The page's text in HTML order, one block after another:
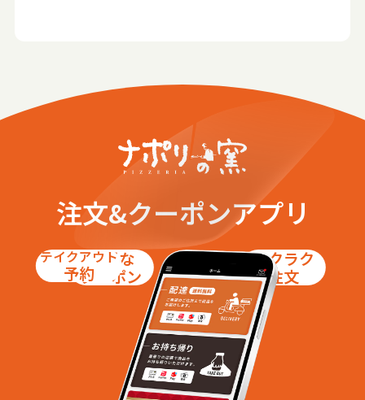
注文&クーポンアプリ
お得な
クーポン
テイクアウト
予約
ラクラク
注文